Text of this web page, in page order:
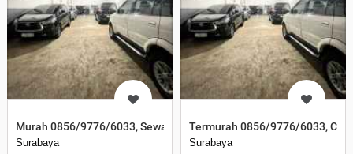
Murah 0856/9776/6033, Sewa Mobil Murah Surabaya
Surabaya
Termurah 0856/9776/6033,
Surabaya